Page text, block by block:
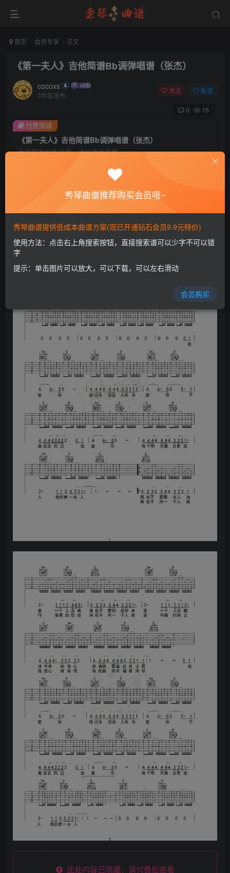
首页 会员专享 正文
《第一夫人》吉他简谱Bb调弹唱谱（张杰）
cocoxs
3年前发布
关注 私信
0 15
《第一夫人》吉他简谱Bb调弹唱谱（张杰）
此内容为付费阅读，请付费后查看
会员专属资源
黄金会员免费 钻石会员
开通会员
付费阅读
此处内容已隐藏，请付费后查看
秀琴曲谱推荐购买会员哦~
秀琴曲谱提供低成本曲谱方案(现已开通钻石会员9.9元特价)
使用方法：点击右上角搜索按钮，直接搜索谱可以少字不可以错
字
提示：单击图片可以放大，可以下载，可以左右滑动
会员购买